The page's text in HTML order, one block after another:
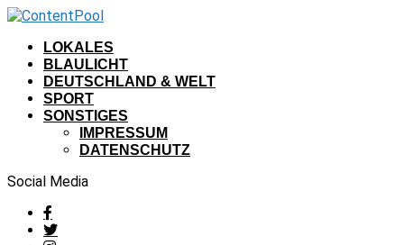
LOKALES
BLAULICHT
DEUTSCHLAND & WELT
SPORT
SONSTIGES
IMPRESSUM
DATENSCHUTZ
Social Media